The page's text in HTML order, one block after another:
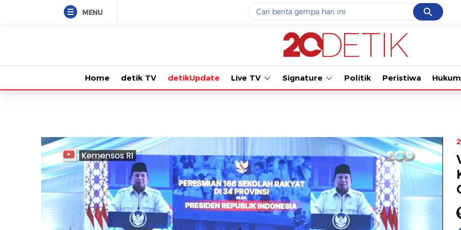
MENU Cancel
Yang sedang ramai dicari
data live draw sgp
#3prabowo
Promoted
Terakhir yang dicari
Loading...
Tonton
Home detik TV detikUpdate Live TV Signature Politik Peristiwa Hukum